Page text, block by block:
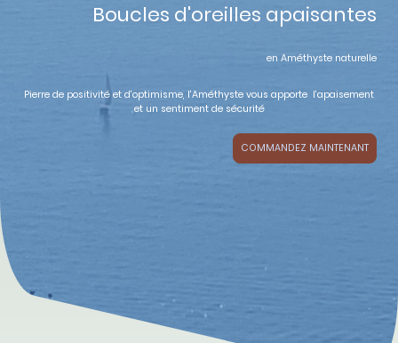
Boucles d'oreilles apaisantes
en Améthyste naturelle
Pierre de positivité et d'optimisme, l'Améthyste vous apporte l'apaisement
et un sentiment de sécurité
COMMANDEZ MAINTENANT